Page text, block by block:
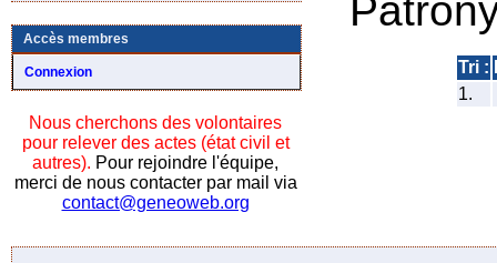
Accès membres
Connexion
Nous cherchons des volontaires
pour relever des actes (état civil et
autres). Pour rejoindre l'équipe,
merci de nous contacter par mail via
contact@geneoweb.org
Tri :
1.